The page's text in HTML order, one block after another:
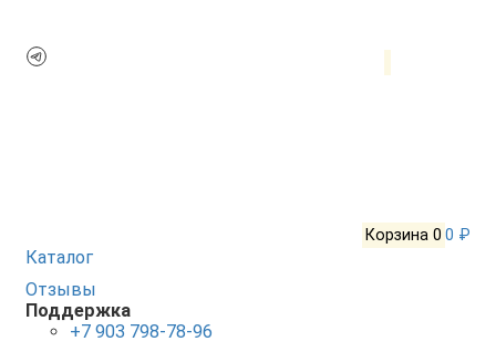
Корзина 0 0 ₽
Каталог
Отзывы
Поддержка
+7 903 798-78-96